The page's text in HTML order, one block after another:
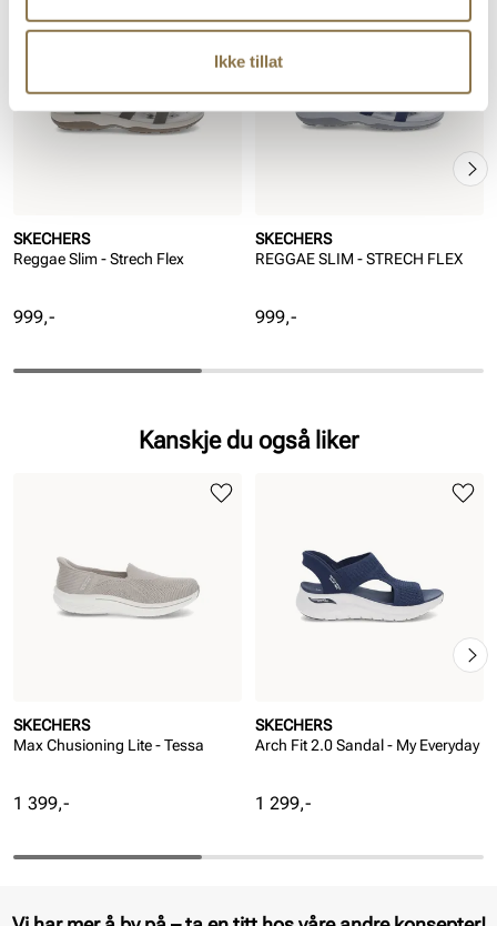
Ikke tillat
SKECHERS
Reggae Slim - Strech Flex
Pris
999,-
SKECHERS
REGGAE SLIM - STRECH FLEX
Pris
999,-
Kanskje du også liker
SKECHERS
Max Chusioning Lite - Tessa
Pris
1 399,-
SKECHERS
Arch Fit 2.0 Sandal - My Everyday
Pris
1 299,-